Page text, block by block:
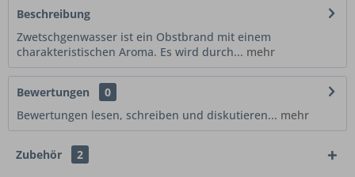
Beschreibung
Zwetschgenwasser ist ein Obstbrand mit einem
charakteristischen Aroma. Es wird durch... mehr
Bewertungen
0
Bewertungen lesen, schreiben und diskutieren... mehr
Zubehör 2